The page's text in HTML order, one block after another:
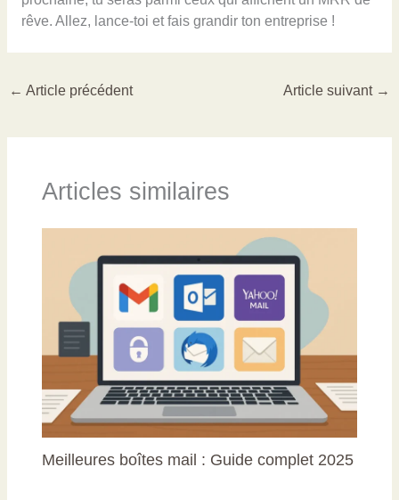
rêve. Allez, lance-toi et fais grandir ton entreprise !
← Article précédent Article suivant →
Articles similaires
Meilleures boîtes mail : Guide complet 2025